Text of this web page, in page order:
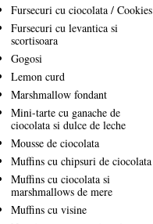
Fursecuri cu ciocolata / Cookies
Fursecuri cu levantica si
scortisoara
Gogosi
Lemon curd
Marshmallow fondant
Mini-tarte cu ganache de
ciocolata si dulce de leche
Mousse de ciocolata
Muffins cu chipsuri de ciocolata
Muffins cu ciocolata si
marshmallows de mere
Muffins cu visine